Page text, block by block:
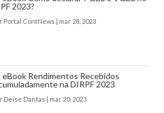
2023?
Portal ContNews | mar 28, 2023
eBook Rendimentos Recebidos
na DIRPF 2023
Deise Dantas | mar 20, 2023